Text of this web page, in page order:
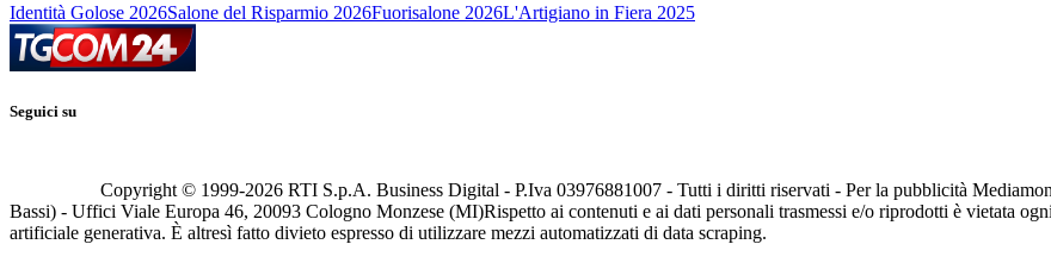
Identità Golose 2026Salone del Risparmio 2026Fuorisalone 2026L'Artigiano in Fiera 2025
Seguici su
Copyright © 1999-2026 RTI S.p.A. Business Digital - P.Iva 03976881007 - Tutti i diritti riservati - Per la pubblicità
Bassi) - Uffici Viale Europa 46, 20093 Cologno Monzese (MI)Rispetto ai contenuti e ai dati personali trasmessi e/o riprodotti è vietata
artificiale generativa. È altresì fatto divieto espresso di utilizzare mezzi automatizzati di data scraping.